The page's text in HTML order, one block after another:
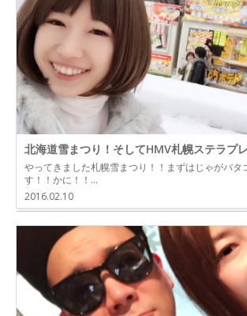
北海道雪まつり！そしてHMV札幌ステラプ
やってきました札幌雪まつり！！まずはじゃがバタ
す！！かに！！…
2016.02.10